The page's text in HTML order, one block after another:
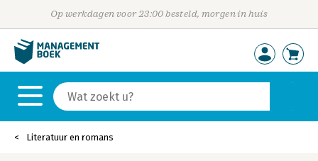
Op werkdagen voor 23:00 besteld, morgen in huis
Literatuur en romans